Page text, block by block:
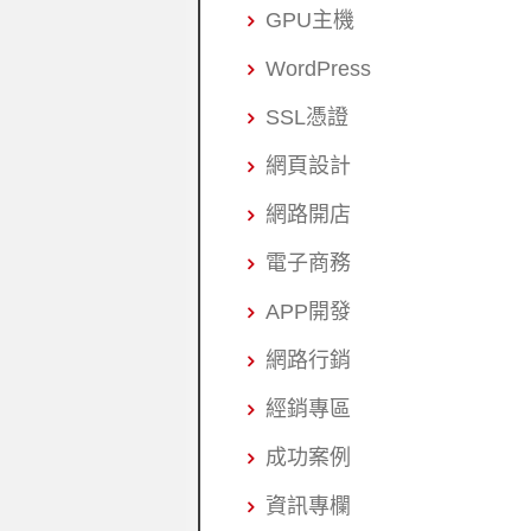
GPU主機
WordPress
SSL憑證
網頁設計
網路開店
電子商務
APP開發
網路行銷
經銷專區
成功案例
資訊專欄